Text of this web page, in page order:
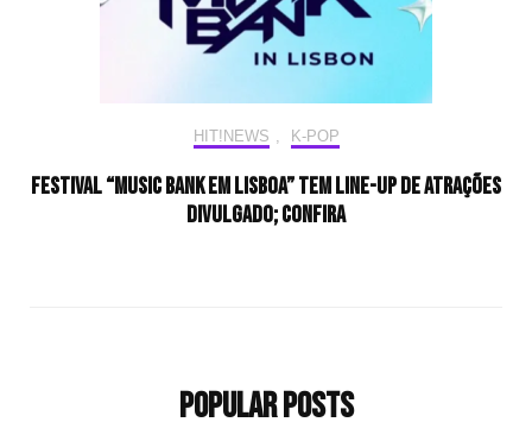
HIT!NEWS , K-POP
Festival “Music Bank em Lisboa” tem line-up de atrações
divulgado; confira
Popular Posts